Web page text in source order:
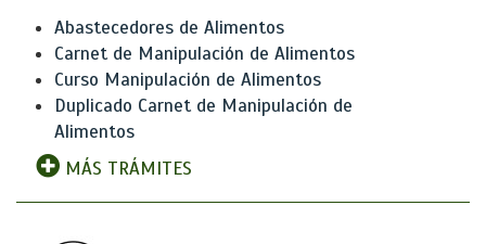
Abastecedores de Alimentos
Carnet de Manipulación de Alimentos
Curso Manipulación de Alimentos
Duplicado Carnet de Manipulación de
Alimentos
MÁS TRÁMITES